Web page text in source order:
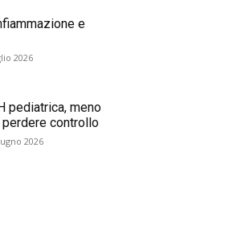
e
2026
pediatrica, meno
controllo
2026